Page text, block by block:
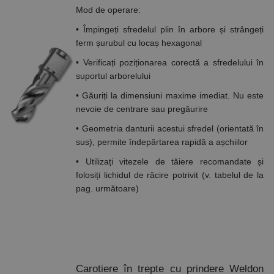
Mod de operare:
• Împingeți sfredelul plin în arbore și strângeți
ferm șurubul cu locaș hexagonal
• Verificați poziționarea corectă a sfredelului în
suportul arborelului
• Găuriți la dimensiuni maxime imediat. Nu este
nevoie de centrare sau pregăurire
• Geometria danturii acestui sfredel (orientată în
sus), permite îndepărtarea rapidă a așchiilor
• Utilizați vitezele de tăiere recomandate și
folosiți lichidul de răcire potrivit (v. tabelul de la
pag. următoare)
Carotiere în trepte cu prindere Weldon
funcționeze
corect.
PHPSESSID
www.rocast.ro
luni
generat de
Acesta este un
utilizat pentru
menținerea
variabilelor de
utilizatorului.
În mod
normal, este
este
Google
Privacy Policy